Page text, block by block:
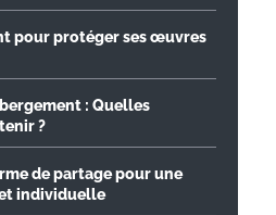
pour protéger ses œuvres
: Quelles
?
de partage pour une
individuelle